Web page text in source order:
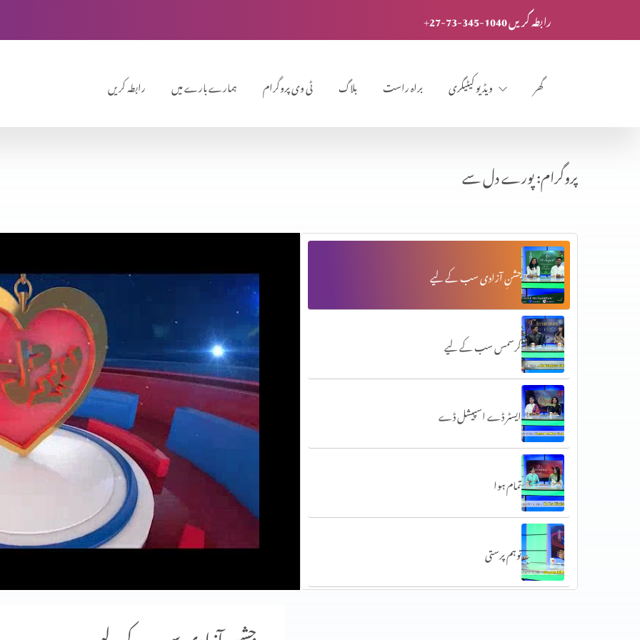
+27-73-345-1040 رابطہ کریں
رابطہ کریں ہمارے بارے میں ٹی وی پروگرام بلاگ براہ راست ویڈیو کیٹیگری گھر
پروگرام: پورے دل سے
جشنِ آزادی سب کے لیے
کرسمس سب کے لیے
ایسٹر ڈے اسپیشل ڈے
تمام ہوا
توہم پرستی